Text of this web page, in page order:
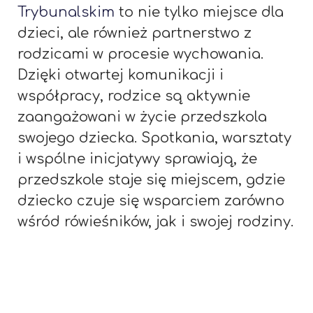
Trybunalskim to nie tylko miejsce dla
dzieci, ale również partnerstwo z
rodzicami w procesie wychowania.
Dzięki otwartej komunikacji i
współpracy, rodzice są aktywnie
zaangażowani w życie przedszkola
swojego dziecka. Spotkania, warsztaty
i wspólne inicjatywy sprawiają, że
przedszkole staje się miejscem, gdzie
dziecko czuje się wsparciem zarówno
wśród rówieśników, jak i swojej rodziny.